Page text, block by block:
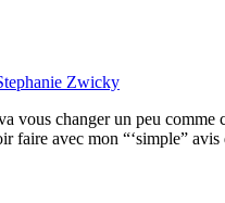
Zwicky
vous changer un peu comme
faire avec mon “‘simple”